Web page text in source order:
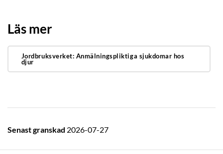
Läs mer
Jordbruksverket: Anmälningspliktiga sjukdomar hos
djur
Senast granskad 2026-07-27